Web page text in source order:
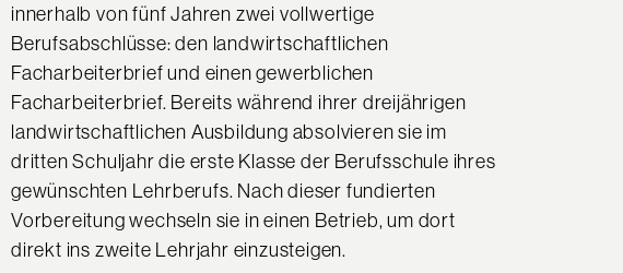
innerhalb von fünf Jahren zwei vollwertige
Berufsabschlüsse: den landwirtschaftlichen
Facharbeiterbrief und einen gewerblichen
Facharbeiterbrief. Bereits während ihrer dreijährigen
landwirtschaftlichen Ausbildung absolvieren sie im
dritten Schuljahr die erste Klasse der Berufsschule ihres
gewünschten Lehrberufs. Nach dieser fundierten
Vorbereitung wechseln sie in einen Betrieb, um dort
direkt ins zweite Lehrjahr einzusteigen.